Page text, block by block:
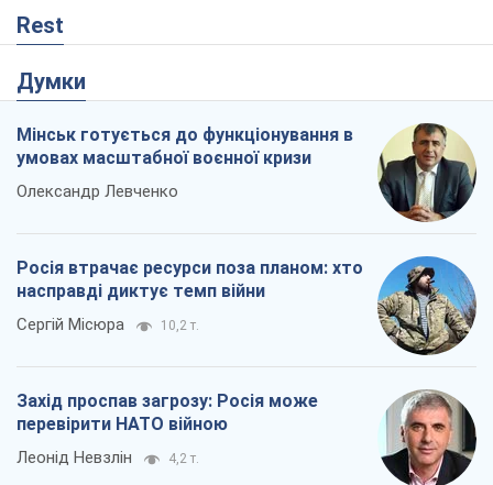
Rest
Думки
Мінськ готується до функціонування в
умовах масштабної воєнної кризи
Олександр Левченко
Росія втрачає ресурси поза планом: хто
насправді диктує темп війни
Сергій Місюра 10,2 т.
Захід проспав загрозу: Росія може
перевірити НАТО війною
Леонід Невзлін 4,2 т.